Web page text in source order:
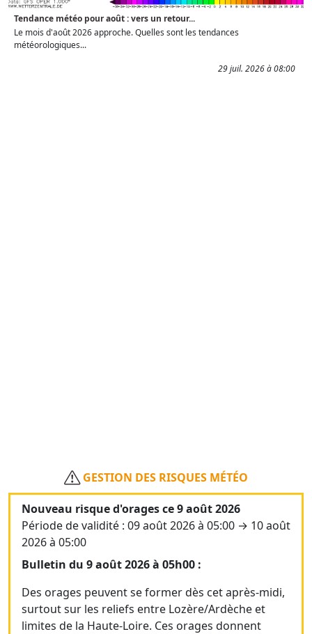
Tendance météo pour août : vers un retour...
Le mois d'août 2026 approche. Quelles sont les tendances
météorologiques...
29 juil. 2026 à 08:00
GESTION DES RISQUES MÉTÉO
Nouveau risque d'orages ce 9 août 2026
Période de validité : 09 août 2026 à 05:00 → 10 août
2026 à 05:00
Bulletin du 9 août 2026 à 05h00 :
Des orages peuvent se former dès cet après-midi,
surtout sur les reliefs entre Lozère/Ardèche et
limites de la Haute-Loire. Ces orages donnent